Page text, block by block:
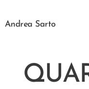
Andrea Sarto